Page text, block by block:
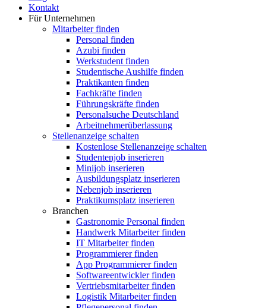
Kontakt
Für Unternehmen
Mitarbeiter finden
Personal finden
Azubi finden
Werkstudent finden
Studentische Aushilfe finden
Praktikanten finden
Fachkräfte finden
Führungskräfte finden
Personalsuche Deutschland
Arbeitnehmerüberlassung
Stellenanzeige schalten
Kostenlose Stellenanzeige schalten
Studentenjob inserieren
Minijob inserieren
Ausbildungsplatz inserieren
Nebenjob inserieren
Praktikumsplatz inserieren
Branchen
Gastronomie Personal finden
Handwerk Mitarbeiter finden
IT Mitarbeiter finden
Programmierer finden
App Programmierer finden
Softwareentwickler finden
Vertriebsmitarbeiter finden
Logistik Mitarbeiter finden